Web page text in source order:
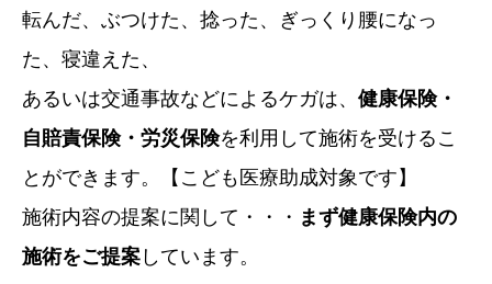
転んだ、ぶつけた、捻った、ぎっくり腰になっ
た、寝違えた、
あるいは交通事故などによるケガは、 健康保険・
自賠責保険・労災保険を利用して施術を受けるこ
とができます。【こども医療助成対象です】
施術内容の提案に関して・・・ まず健康保険内の
施術をご提案 しています。